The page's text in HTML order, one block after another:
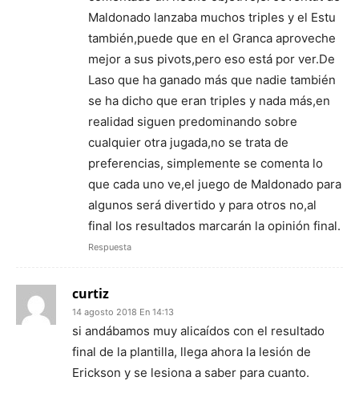
Maldonado lanzaba muchos triples y el Estu
también,puede que en el Granca aproveche
mejor a sus pivots,pero eso está por ver.De
Laso que ha ganado más que nadie también
se ha dicho que eran triples y nada más,en
realidad siguen predominando sobre
cualquier otra jugada,no se trata de
preferencias, simplemente se comenta lo
que cada uno ve,el juego de Maldonado para
algunos será divertido y para otros no,al
final los resultados marcarán la opinión final.
Respuesta
curtiz
14 agosto 2018 En 14:13
si andábamos muy alicaídos con el resultado
final de la plantilla, llega ahora la lesión de
Erickson y se lesiona a saber para cuanto.